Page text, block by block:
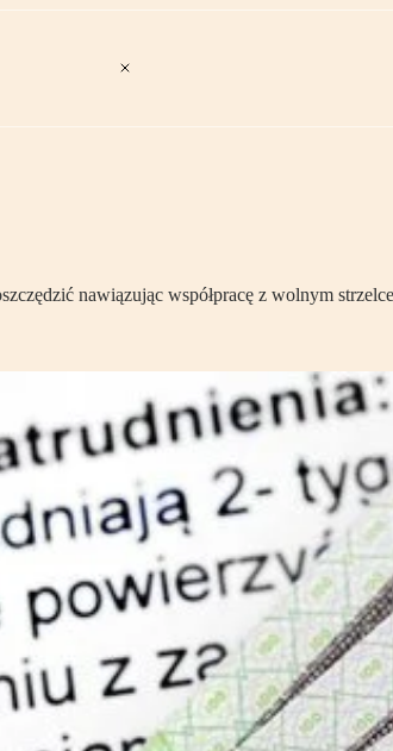
nawiązując współpracę z wolnym